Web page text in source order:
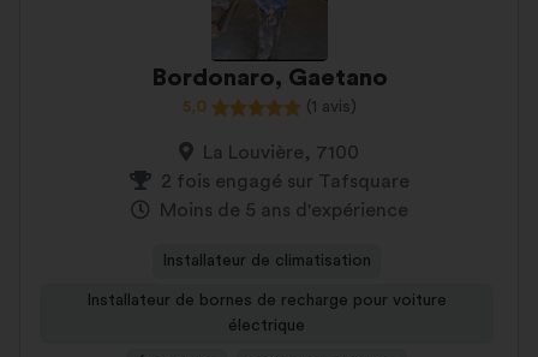
Bordonaro, Gaetano
5,0 (1 avis)
La Louvière, 7100
2 fois engagé sur Tafsquare
Moins de 5 ans d'expérience
Installateur de climatisation
Installateur de bornes de recharge pour voiture
électrique